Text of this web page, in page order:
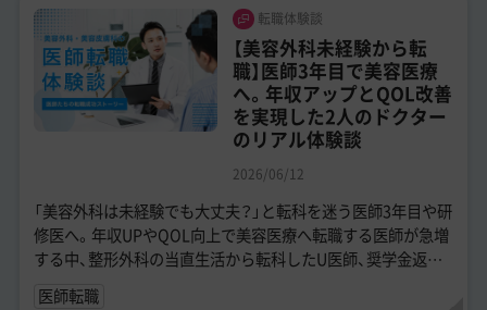
転職体験談
【美容外科未経験から転
職】医師3年目で美容医療
へ。年収アップとQOL改善
を実現した2人のドクター
のリアル体験談
2026/06/12
「美容外科は未経験でも大丈夫？」と転科を迷う医師3年目や研
修医へ。年収UPやQOL向上で美容医療へ転職する医師が急増
する中、整形外科の当直生活から転科したU医師、奨学金返済
の不安を解消したS医師を迎え...
医師転職